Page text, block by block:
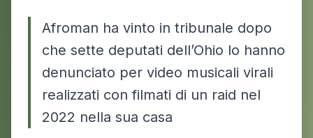
Afroman ha vinto in tribunale dopo
che sette deputati dell’Ohio lo hanno
denunciato per video musicali virali
realizzati con filmati di un raid nel
2022 nella sua casa